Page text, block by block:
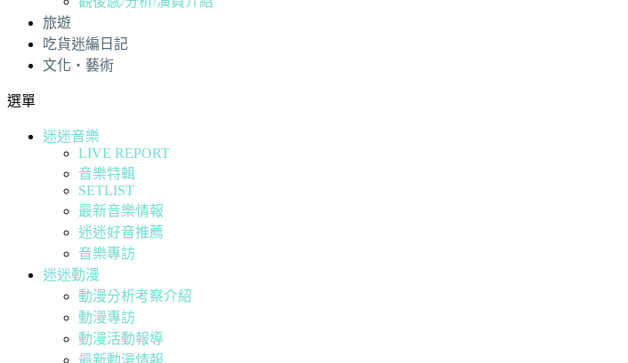
旅遊
吃貨迷編日記
文化・藝術
選單
迷迷音樂
LIVE REPORT
音樂特輯
SETLIST
最新音樂情報
迷迷好音推薦
音樂專訪
迷迷動漫
動漫分析考察介紹
動漫專訪
動漫活動報導
最新動漫情報